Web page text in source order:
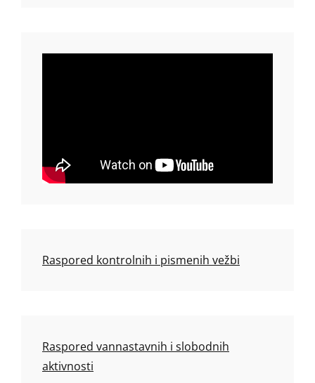
Raspored kontrolnih i pismenih vežbi
Raspored vannastavnih i slobodnih
aktivnosti